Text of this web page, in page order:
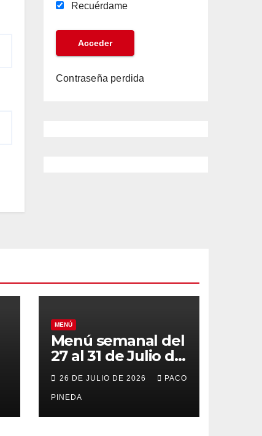
Recuérdame
Contraseña perdida
MENÚ
Menú semanal del
27 al 31 de Julio de
2026
26 DE JULIO DE 2026 PACO
PINEDA